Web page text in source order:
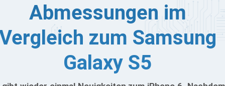
Abmessungen im
zum Samsung
Galaxy S5